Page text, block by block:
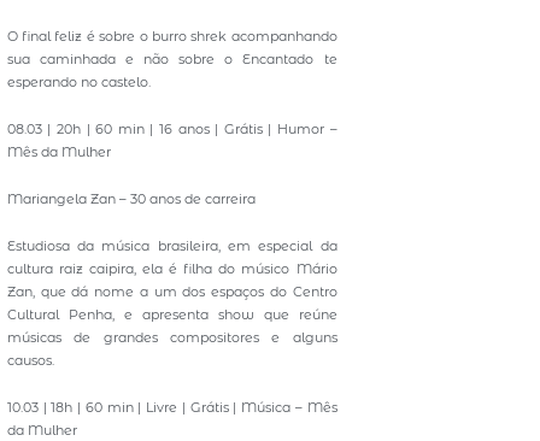
O final feliz é sobre o burro shrek acompanhando
sua caminhada e não sobre o Encantado te
esperando no castelo.
08.03 | 20h | 60 min | 16 anos | Grátis | Humor –
Mês da Mulher
Mariangela Zan – 30 anos de carreira
Estudiosa da música brasileira, em especial da
cultura raiz caipira, ela é filha do músico Mário
Zan, que dá nome a um dos espaços do Centro
Cultural Penha, e apresenta show que reúne
músicas de grandes compositores e alguns
causos.
10.03 | 18h | 60 min | Livre | Grátis | Música – Mês
da Mulher